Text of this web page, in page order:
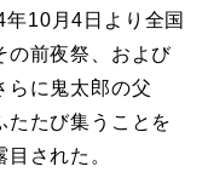
10月4日より全国
の前夜祭、および
らに鬼太郎の父
たたび集うことを
された。